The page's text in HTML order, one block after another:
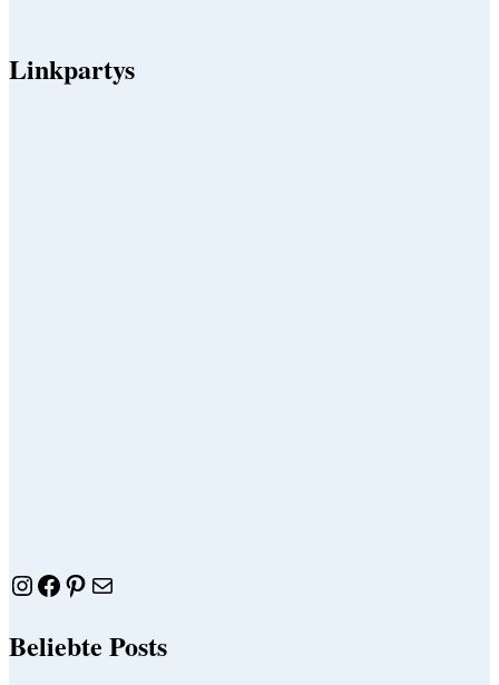
Linkpartys
Instagram
Facebook
Pinterest
E-Mail
Beliebte Posts